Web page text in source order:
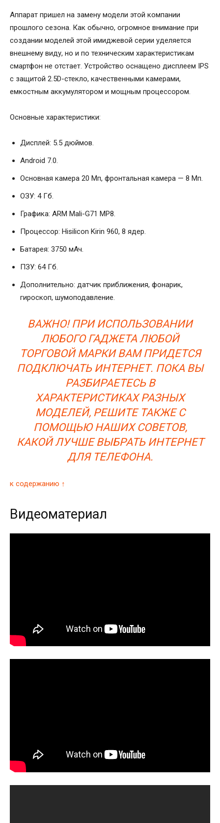
Аппарат пришел на замену модели этой компании
прошлого сезона. Как обычно, огромное внимание при
создании моделей этой имиджевой серии уделяется
внешнему виду, но и по техническим характеристикам
смартфон не отстает. Устройство оснащено дисплеем IPS
c защитой 2.5D-стекло, качественными камерами,
емкостным аккумулятором и мощным процессором.
Основные характеристики:
Дисплей: 5.5 дюймов.
Android 7.0.
Основная камера 20 Мп, фронтальная камера — 8 Мп.
ОЗУ: 4 Гб.
Графика: ARM Mali-G71 MP8.
Процессор: Hisilicon Kirin 960, 8 ядер.
Батарея: 3750 мАч.
ПЗУ: 64 Гб.
Дополнительно: датчик приближения, фонарик,
гироскоп, шумоподавление.
ВАЖНО! ПРИ ИСПОЛЬЗОВАНИИ
ЛЮБОГО ГАДЖЕТА ЛЮБОЙ
ТОРГОВОЙ МАРКИ ВАМ ПРИДЕТСЯ
ПОДКЛЮЧАТЬ ИНТЕРНЕТ. ПОКА ВЫ
РАЗБИРАЕТЕСЬ В
ХАРАКТЕРИСТИКАХ РАЗНЫХ
МОДЕЛЕЙ, РЕШИТЕ ТАКЖЕ С
ПОМОЩЬЮ НАШИХ СОВЕТОВ,
КАКОЙ ЛУЧШЕ ВЫБРАТЬ ИНТЕРНЕТ
ДЛЯ ТЕЛЕФОНА.
к содержанию ↑
Видеоматериал